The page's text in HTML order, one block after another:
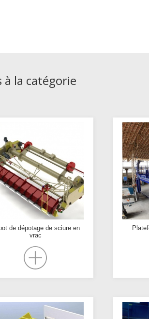
à la catégorie
de dépotage de sciure en
vrac